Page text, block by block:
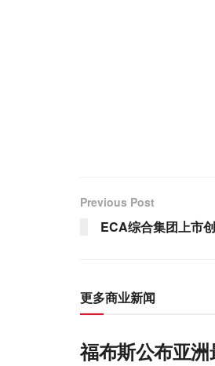
Previous Post
ECA综合集团上市
更多商业新闻
福布斯公布亚